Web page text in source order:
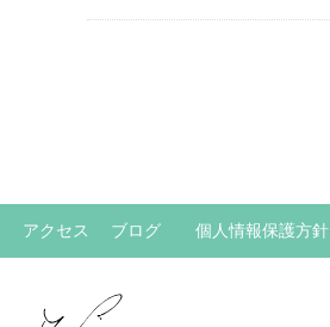
アクセス ブログ 個人情報保護方針